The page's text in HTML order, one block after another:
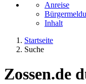
Anreise
Inhalt
Startseite
Suche
Zossen.de